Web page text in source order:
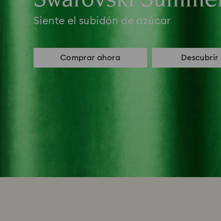
Siente el subidón de azúcar
Comprar ahora Descubrir